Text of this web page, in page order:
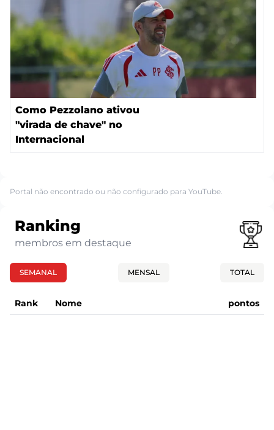
Como Pezzolano ativou
"virada de chave" no
Internacional
Portal não encontrado ou não configurado para YouTube.
Ranking
membros em destaque
SEMANAL MENSAL TOTAL
Rank Nome pontos